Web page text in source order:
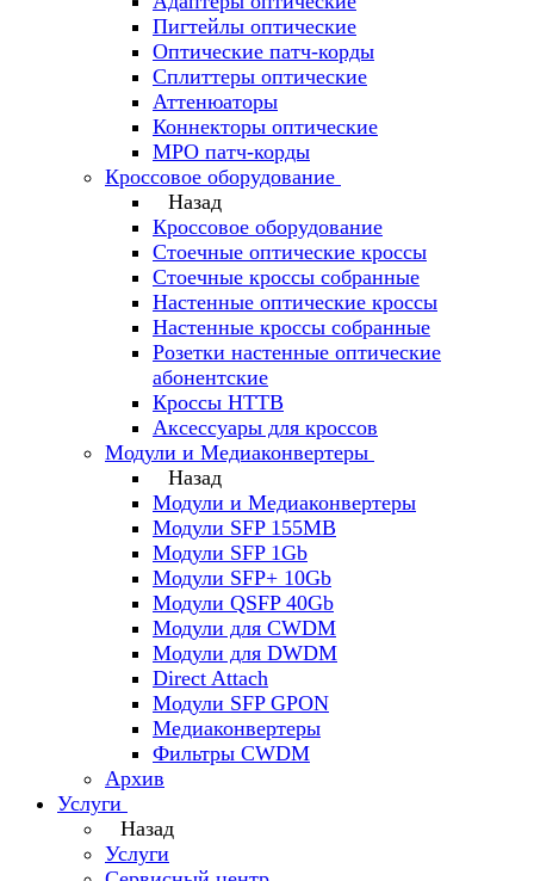
Пигтейлы оптические
Оптические патч-корды
Сплиттеры оптические
Аттенюаторы
Коннекторы оптические
MPO патч-корды
Кроссовое оборудование
Назад
Кроссовое оборудование
Стоечные оптические кроссы
Стоечные кроссы собранные
Настенные оптические кроссы
Настенные кроссы собранные
Розетки настенные оптические
абонентские
Кроссы HTTB
Аксессуары для кроссов
Модули и Медиаконвертеры
Назад
Модули и Медиаконвертеры
Модули SFP 155MB
Модули SFP 1Gb
Модули SFP+ 10Gb
Модули QSFP 40Gb
Модули для CWDM
Модули для DWDM
Direct Attach
Модули SFP GPON
Медиаконвертеры
Фильтры CWDM
Архив
Услуги
Назад
Услуги